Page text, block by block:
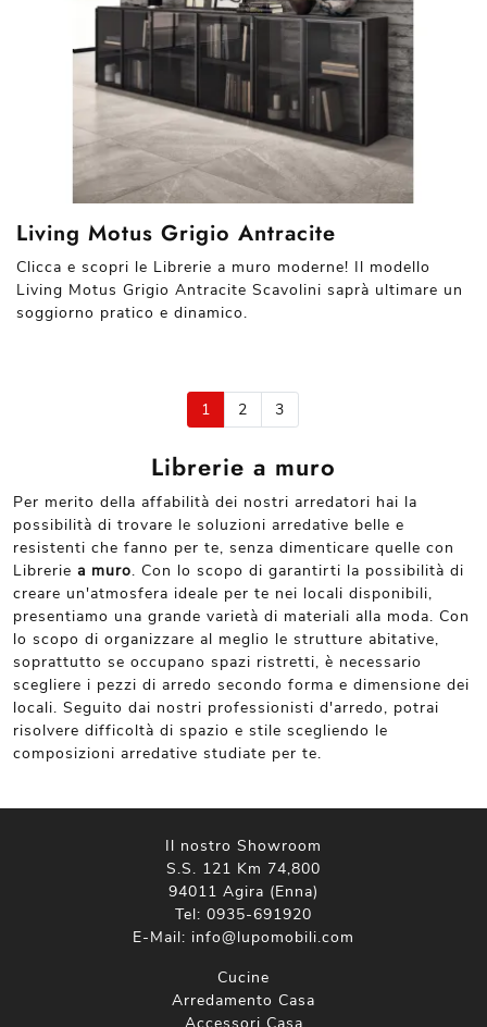
Living Motus Grigio Antracite
Clicca e scopri le Librerie a muro moderne! Il modello
Living Motus Grigio Antracite Scavolini saprà ultimare un
soggiorno pratico e dinamico.
1 2 3
Librerie a muro
Per merito della affabilità dei nostri arredatori hai la
possibilità di trovare le soluzioni arredative belle e
resistenti che fanno per te, senza dimenticare quelle con
Librerie a muro. Con lo scopo di garantirti la possibilità di
creare un'atmosfera ideale per te nei locali disponibili,
presentiamo una grande varietà di materiali alla moda. Con
lo scopo di organizzare al meglio le strutture abitative,
soprattutto se occupano spazi ristretti, è necessario
scegliere i pezzi di arredo secondo forma e dimensione dei
locali. Seguito dai nostri professionisti d'arredo, potrai
risolvere difficoltà di spazio e stile scegliendo le
composizioni arredative studiate per te.
Il nostro Showroom
S.S. 121 Km 74,800
94011 Agira (Enna)
Tel: 0935-691920
E-Mail: info@lupomobili.com
Cucine
Arredamento Casa